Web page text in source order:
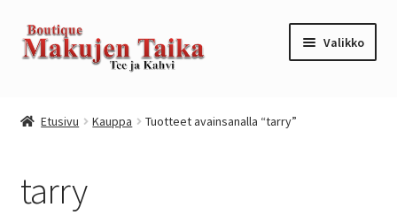
Siirry
navigointiin
Siirry
sisältöön
Valikko
Kassa
Etusivu Kauppa Tuotteet avainsanalla “tarry”
tarry